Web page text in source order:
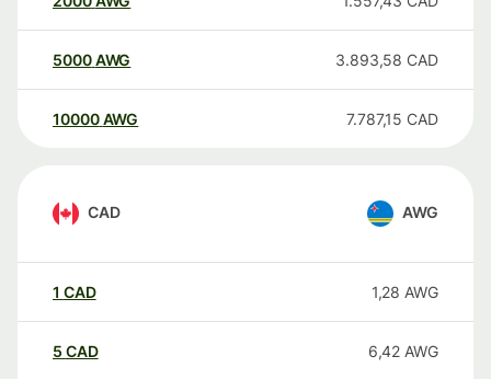
5000AWG 3.893,58 CAD
10000 AWG 7.787,15 CAD
CAD AWG
1 CAD 1,28 AWG
5 CAD 6,42 AWG